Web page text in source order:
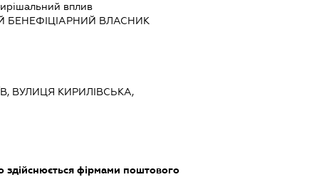
вплив
БЕНЕФІЦІАРНИЙ ВЛАСНИК
ВУЛИЦЯ КИРИЛІВСЬКА,
здійснюється фірмами поштового